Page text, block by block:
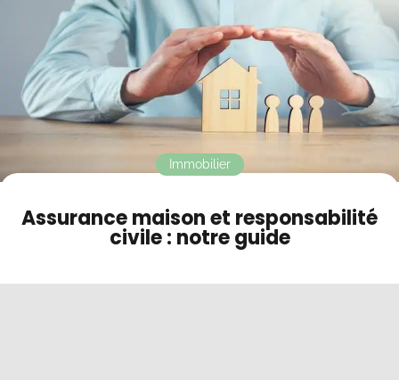
Contact
Mode sombre
Assurance maison et responsabilité
civile : notre guide
Immobilier